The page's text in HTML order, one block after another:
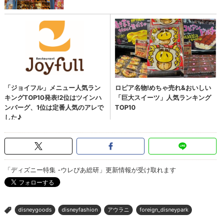
「ディズニー特集 -ウレぴあ総研」更新情報が受け取れます
> disneygoods disneyfashion アウラニ foreign_disneypark